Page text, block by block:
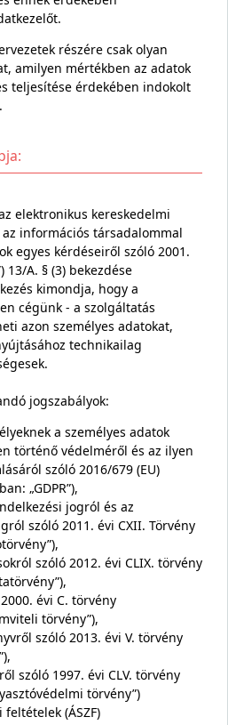
részére csak olyan
amilyen mértékben az adatok
teljesítése érdekében indokolt
elektronikus kereskedelmi
információs társadalommal
egyes kérdéseiről szóló 2001.
13/A. § (3) bekezdése
kimondja, hogy a
cégünk - a szolgáltatás
azon személyes adatokat,
technikailag
jogszabályok:
a személyes adatok
történő védelméről és az ilyen
szóló 2016/679 (EU)
„GDPR”),
jogról és az
szóló 2011. évi CXII. Törvény
szóló 2012. évi CLIX. törvény
évi C. törvény
törvény”),
szóló 2013. évi V. törvény
szóló 1997. évi CLV. törvény
törvény”)
(ÁSZF)